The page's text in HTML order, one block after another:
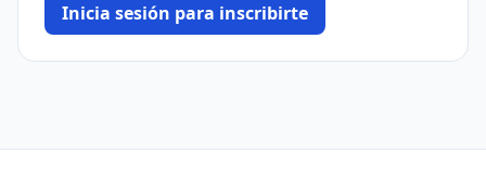
Inicia sesión para inscribirte